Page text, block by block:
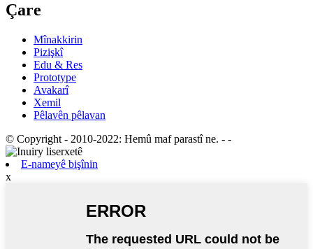
Çare
Mînakkirin
Pizişkî
Edu & Res
Prototype
Avakarî
Xemil
Pêlavên pêlavan
© Copyright - 2010-2022: Hemû maf parastî ne. - -
E-nameyê bişînin
x